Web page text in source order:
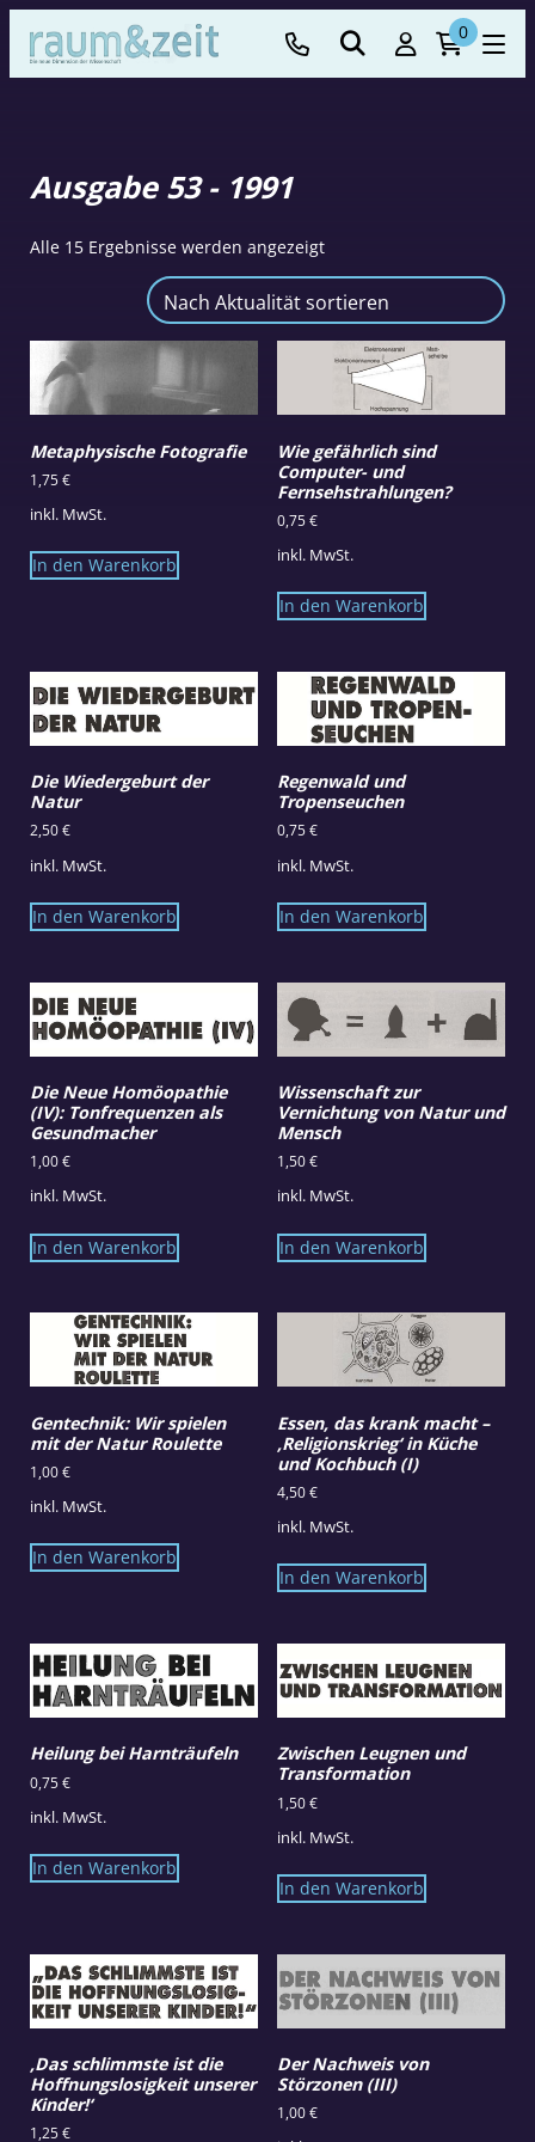
0
Ausgabe 53 - 1991
Alle 15 Ergebnisse werden angezeigtNach
sortiert
Metaphysische Fotografie
1,75€
inkl. MwSt.
In den Warenkorb
Wie gefährlich sind
Computer- und
Fernsehstrahlungen?
0,75€
inkl. MwSt.
In den Warenkorb
Die Wiedergeburt der
Natur
2,50€
inkl. MwSt.
In den Warenkorb
Regenwald und
Tropenseuchen
0,75€
inkl. MwSt.
In den Warenkorb
Die Neue Homöopathie
(IV): Tonfrequenzen als
Gesundmacher
1,00€
inkl. MwSt.
In den Warenkorb
Wissenschaft zur
Vernichtung von Natur und
Mensch
1,50€
inkl. MwSt.
In den Warenkorb
Gentechnik: Wir spielen
mit der Natur Roulette
1,00€
inkl. MwSt.
In den Warenkorb
Essen, das krank macht –
‚Religionskrieg‘ in Küche
und Kochbuch (I)
4,50€
inkl. MwSt.
In den Warenkorb
Heilung bei Harnträufeln
0,75€
inkl. MwSt.
In den Warenkorb
Zwischen Leugnen und
Transformation
1,50€
inkl. MwSt.
In den Warenkorb
‚Das schlimmste ist die
Hoffnungslosigkeit unserer
Kinder!‘
1,25€
Der Nachweis von
Störzonen (III)
1,00€